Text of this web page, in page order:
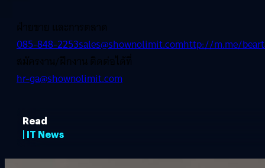
ฝ่ายขาย และการตลาด
085-848-2253sales@shownolimit.comhttp://m.me/
สมัครงาน/ฝึกงาน ติดต่อได้ที่
hr-ga@shownolimit.com
Read
| IT News